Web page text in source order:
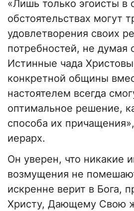
«Лишь только эгоисты в
обстоятельствах могут
удовлетворения своих
потребностей, не думая
Истинные чада
конкретной общины
настоятелем всегда
оптимальное решение,
способа их
иерарх.
Он уверен, что никакие
возмущения не
искренне верит в Бога,
Христу, Дающему Свою